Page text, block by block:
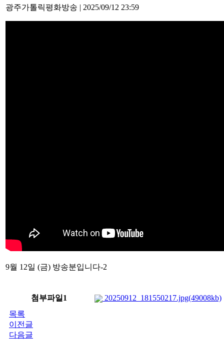
광주가톨릭평화방송 | 2025/09/12 23:59
9월 12일 (금) 방송분입니다-2
첨부파일1
20250912_181550217.jpg(49008kb)
목록
이전글
다음글